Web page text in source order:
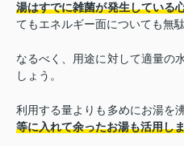
湯はすでに雑菌が発生している
てもエネルギー面についても無
なるべく、用途に対して適量の
しょう。
利用する量よりも多めにお湯を
等に入れて余ったお湯も活用し